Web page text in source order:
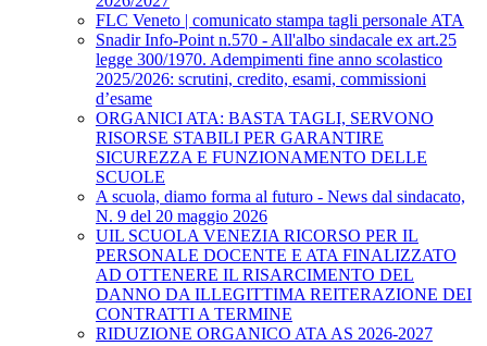
FLC Veneto | comunicato stampa tagli personale ATA
Snadir Info-Point n.570 - All'albo sindacale ex art.25
legge 300/1970. Adempimenti fine anno scolastico
2025/2026: scrutini, credito, esami, commissioni
d’esame
ORGANICI ATA: BASTA TAGLI, SERVONO
RISORSE STABILI PER GARANTIRE
SICUREZZA E FUNZIONAMENTO DELLE
SCUOLE
A scuola, diamo forma al futuro - News dal sindacato,
N. 9 del 20 maggio 2026
UIL SCUOLA VENEZIA RICORSO PER IL
PERSONALE DOCENTE E ATA FINALIZZATO
AD OTTENERE IL RISARCIMENTO DEL
DANNO DA ILLEGITTIMA REITERAZIONE DEI
CONTRATTI A TERMINE
RIDUZIONE ORGANICO ATA AS 2026-2027